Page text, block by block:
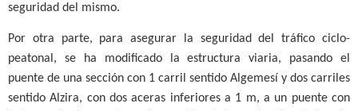
seguridad del mismo.
Por otra parte, para asegurar la seguridad del tráfico ciclo-
peatonal, se ha modificado la estructura viaria, pasando el
puente de una sección con 1 carril sentido Algemesí y dos carriles
sentido Alzira, con dos aceras inferiores a 1 m, a un puente con